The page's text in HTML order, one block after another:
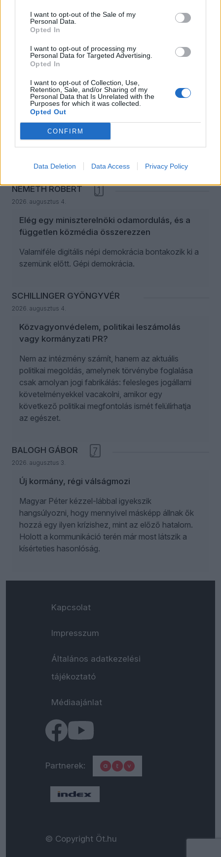
I want to opt-out of the Sale of my
Personal Data.
Opted In
I want to opt-out of processing my
Personal Data for Targeted Advertising.
Opted In
I want to opt-out of Collection, Use,
Retention, Sale, and/or Sharing of my
Personal Data that Is Unrelated with the
Purposes for which it was collected.
Opted Out
CONFIRM
Data Deletion Data Access Privacy Policy
Úgy néz ki, a Tisza-kormány jó úton halad, hogy a
Sógország következő része is zajos kasszasiker
NEFELEJCS GERGŐ
2026. augusztus 5.
A politikai pástról levonuló influenszerekről:
szegény paraszociális gyermekeink
Úgy is fogalmazhatunk: a kampánycél teljesült, az
együttműködés sikeres volt, további
NÉMETH RÓBERT
2026. augusztus 4.
1
Elég egy miniszterelnöki odamordulás, és a
független közmédia összerezzen
Valamiféle digitális népi demokrácia bontakozik ki a
szemünk előtt. Gépi demokrácia.
SCHILLINGER GYÖNGYVÉR
2026. augusztus 4.
Közvagyonvédelem, politikai leszámolás
vagy kormányzati PR?
Nem az intézmény számít, hanem az aktuális
politikai megoldás, amelynek törvénybe foglalása
csak amolyan jogi fabrikálás: felesleges jogállami
követelményekkel vacakolni, amikor egy
következő politikai megfontolás ismét felülírhatja
az egészet.
BALOGH GÁBOR
2026. augusztus 3.
7
Új kormány, régi válságmozi
Magyar Péter kézzel-lábbal igyekszik
hangsúlyozni, hogy mennyivel másképp állnak ők
hozzá egy ilyen krízishez, mint az előző hatalom.
Holott a kommunikáció terén már most látszik a
kísérteties hasonlóság.
Kapcsolat
Impresszum
Általános adatkezelési
tájékoztató
Médiaajánlat
Partnerek:
© Copyright Öt.hu